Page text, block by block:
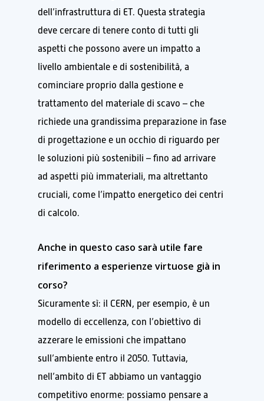
dell’infrastruttura di ET. Questa strategia
deve cercare di tenere conto di tutti gli
aspetti che possono avere un impatto a
livello ambientale e di sostenibilità, a
cominciare proprio dalla gestione e
trattamento del materiale di scavo – che
richiede una grandissima preparazione in fase
di progettazione e un occhio di riguardo per
le soluzioni più sostenibili – fino ad arrivare
ad aspetti più immateriali, ma altrettanto
cruciali, come l’impatto energetico dei centri
di calcolo.
Anche in questo caso sarà utile fare
riferimento a esperienze virtuose già in
corso?
Sicuramente sì: il CERN, per esempio, è un
modello di eccellenza, con l’obiettivo di
azzerare le emissioni che impattano
sull’ambiente entro il 2050. Tuttavia,
nell’ambito di ET abbiamo un vantaggio
competitivo enorme: possiamo pensare a